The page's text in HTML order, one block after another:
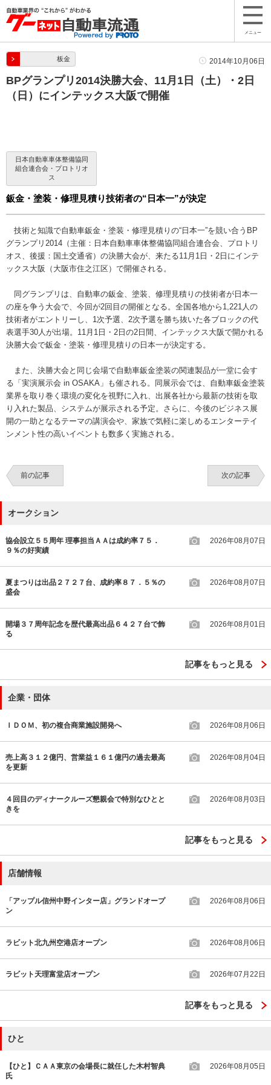
メニュー
板金 2014年10月06日
BPグランプリ2014決勝大会、11月1日（土）・2日
（日）にインテックス大阪で開催
日本自動車車体整備協同
組合連合会・プロトリオ
ス
鈑金・塗装・修理見積り技術者の“日本一”が決定
技術と知識で自動車鈑金・塗装・修理見積りの“日本一”を競い合うBP
グランプリ2014（主催：日本自動車車体整備協同組合連合会、プロトリ
オス、後援：国土交通省）の決勝大会が、来たる11月1日・2日にインテ
ックス大阪（大阪市住之江区）で開催される。
同グランプリは、自動車の鈑金、塗装、修理見積りの技術者が日本一
の座を争う大会で、今回が2回目の開催となる。全国各地から1,221人の
技術者がエントリーし、1次予選、2次予選を勝ち抜いた各ブロックの代
表選手30人が出場。11月1日・2日の2日間、インテックス大阪で開かれる
決勝大会で鈑金・塗装・修理見積りの日本一が決定する。
また、決勝大会と同じ会場で自動車鈑金塗装の関連製品が一堂に会す
る「実演展示会 in OSAKA」も催される。同展示会では、自動車鈑金塗装
業界を取り巻く環境の変化を視野に入れ、出展各社から最新の技術を取
り入れた製品、システムが展示される予定。さらに、今後のビジネス展
開の一助となるテーマの講演会や、家族で気軽に楽しめるエンターテイ
ンメント性の高いイベントも数多く実施される。
前の記事 次の記事
オークション
協会設立５５周年 理事担当ＡＡは成約率７５．
９％の好実績
2026年08月07日
夏まつりは出品２７２７台、成約率８７．５％の
盛会
2026年08月07日
開場３７周年記念を歴代最高出品６４２７台で飾
る
2026年08月01日
記事をもっと見る
企業・団体
ＩＤＯＭ、初の複合商業施設開発へ 2026年08月06日
売上高３１２億円、営業益１６１億円の過去最高
を更新
2026年08月04日
４回目のディナークルーズ懇親会で特別なひとと
きを
2026年08月03日
記事をもっと見る
店舗情報
「アップル信州中野インター店」グランドオープ
ン
2026年08月06日
ラビット北九州空港店オープン 2026年08月06日
ラビット天理富堂店オープン 2026年07月22日
記事をもっと見る
ひと
【ひと】ＣＡＡ東京の会場長に就任した木村智典
氏
2026年08月05日